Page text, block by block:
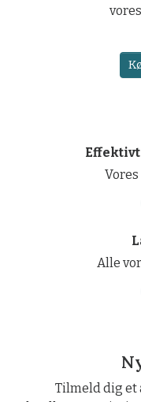
Alle
Tilmeld dig et